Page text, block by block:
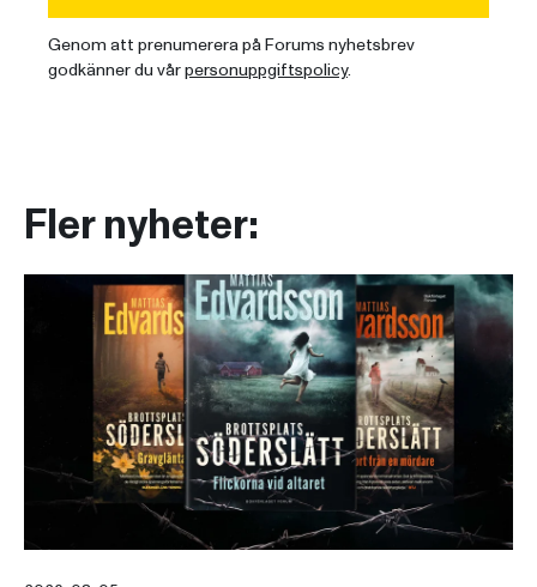
Genom att prenumerera på Forums nyhetsbrev
godkänner du vårpersonuppgiftspolicy.
Fler nyheter: